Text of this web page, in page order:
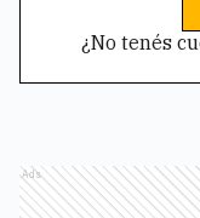
¿No tenés
Ads